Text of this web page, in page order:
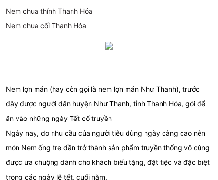
Nem chua thính Thanh Hóa
Nem chua cối Thanh Hóa
Nem lợn mán (hay còn gọi là nem lợn mán Như Thanh), trước
đây được người dân huyện Như Thanh, tỉnh Thanh Hóa, gói để
ăn vào những ngày Tết cổ truyền
Ngày nay, do nhu cầu của người tiêu dùng ngày càng cao nên
món Nem ống tre dần trở thành sản phẩm truyền thống vô cùng
được ưa chuộng dành cho khách biếu tặng, đặt tiệc và đặc biệt
trong các ngày lễ tết, cuối năm.